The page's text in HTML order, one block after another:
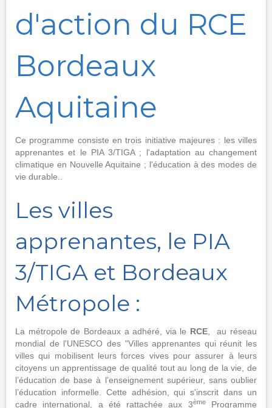
d'action du RCE
Bordeaux
Aquitaine
Ce programme consiste en trois initiative majeures : les villes
apprenantes et le PIA 3/TIGA ; l'adaptation au changement
climatique en Nouvelle Aquitaine ; l'éducation à des modes de
vie durable..
Les villes
apprenantes, le PIA
3/TIGA et Bordeaux
Métropole :
La métropole de Bordeaux a adhéré, via le RCE , au réseau
mondial de l'UNESCO des "Villes apprenantes qui réunit les
villes qui mobilisent leurs forces vives pour assurer à leurs
citoyens un apprentissage de qualité tout au long de la vie, de
l’éducation de base à l’enseignement supérieur, sans oublier
l’éducation informelle. Cette adhésion, qui s'inscrit dans un
cadre international, a été rattachée aux 3èmeProgramme